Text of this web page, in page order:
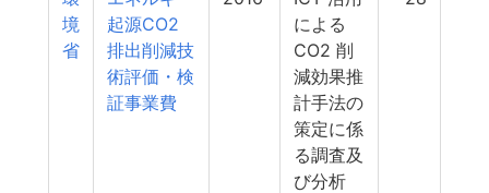
境
省
起源CO2
排出削減技
術評価・検
証事業費
による
CO2 削
減効果推
計手法の
策定に係
る調査及
び分析